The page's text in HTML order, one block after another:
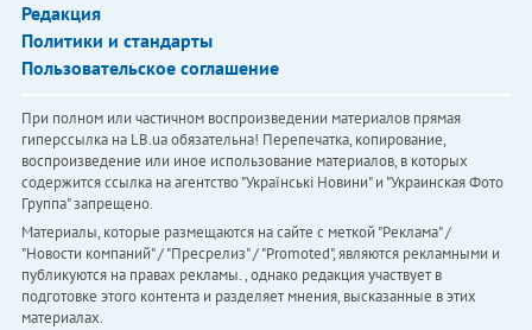
Редакция
Политики и стандарты
Пользовательское соглашение
При полном или частичном воспроизведении материалов прямая
гиперссылка на LB.ua обязательна! Перепечатка, копирование,
воспроизведение или иное использование материалов, в которых
содержится ссылка на агентство "Українськi Новини" и "Украинская Фото
Группа" запрещено.
Материалы, которые размещаются на сайте с меткой "Реклама" /
"Новости компаний" / "Пресрелиз" / "Promoted", являются рекламными и
публикуются на правах рекламы. , однако редакция участвует в
подготовке этого контента и разделяет мнения, высказанные в этих
материалах.